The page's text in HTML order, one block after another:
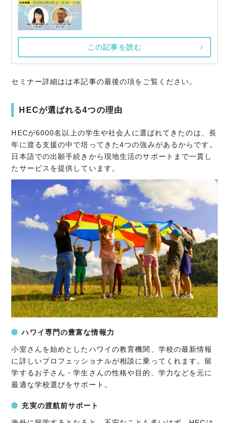
この記事を読む
セミナー詳細はは本記事の最後の項をご覧ください。
HECが選ばれる4つの理由
HECが6000名以上の学生や社会人に選ばれてきたのは、長
年に渡る支援の中で培ってきた4つの強みがあるからです。
日本語での出願手続きから現地生活のサポートまで一貫し
たサービスを提供しています。
ハワイ専門の豊富な情報力
小室さんを始めとしたハワイの教育機関、学校の最新情報
に詳しいプロフェッショナルが相談に乗ってくれます。留
学するお子さん・学生さんの性格や目的、学力などを元に
最適な学校選びをサポート。
充実の渡航前サポート